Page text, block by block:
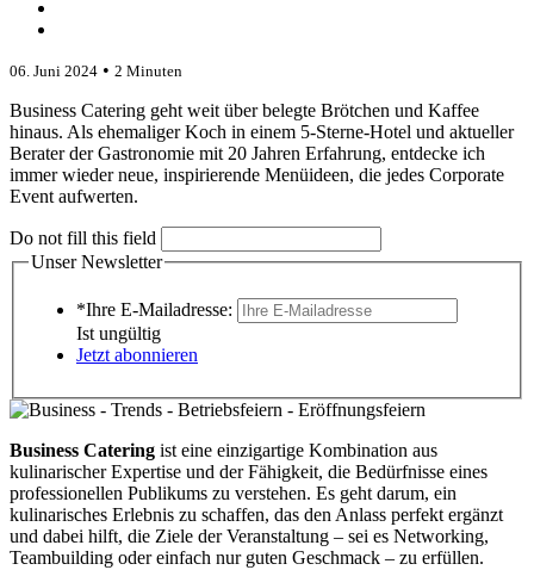
06. Juni 2024 • 2 Minuten
Business Catering geht weit über belegte Brötchen und Kaffee
hinaus. Als ehemaliger Koch in einem 5-Sterne-Hotel und aktueller
Berater der Gastronomie mit 20 Jahren Erfahrung, entdecke ich
immer wieder neue, inspirierende Menüideen, die jedes Corporate
Event aufwerten.
Do not fill this field
Unser Newsletter
*Ihre E-Mailadresse:
Ist ungültig
Jetzt abonnieren
Business Catering ist eine einzigartige Kombination aus
kulinarischer Expertise und der Fähigkeit, die Bedürfnisse eines
professionellen Publikums zu verstehen. Es geht darum, ein
kulinarisches Erlebnis zu schaffen, das den Anlass perfekt ergänzt
und dabei hilft, die Ziele der Veranstaltung – sei es Networking,
Teambuilding oder einfach nur guten Geschmack – zu erfüllen.